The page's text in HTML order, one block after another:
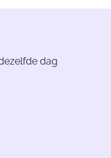
dag